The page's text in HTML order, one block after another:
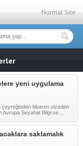
Normal Site
yeni uygulama
çeyreğinden itibaren vizeden
Seyahat Bilgi ve ...
saklamalık